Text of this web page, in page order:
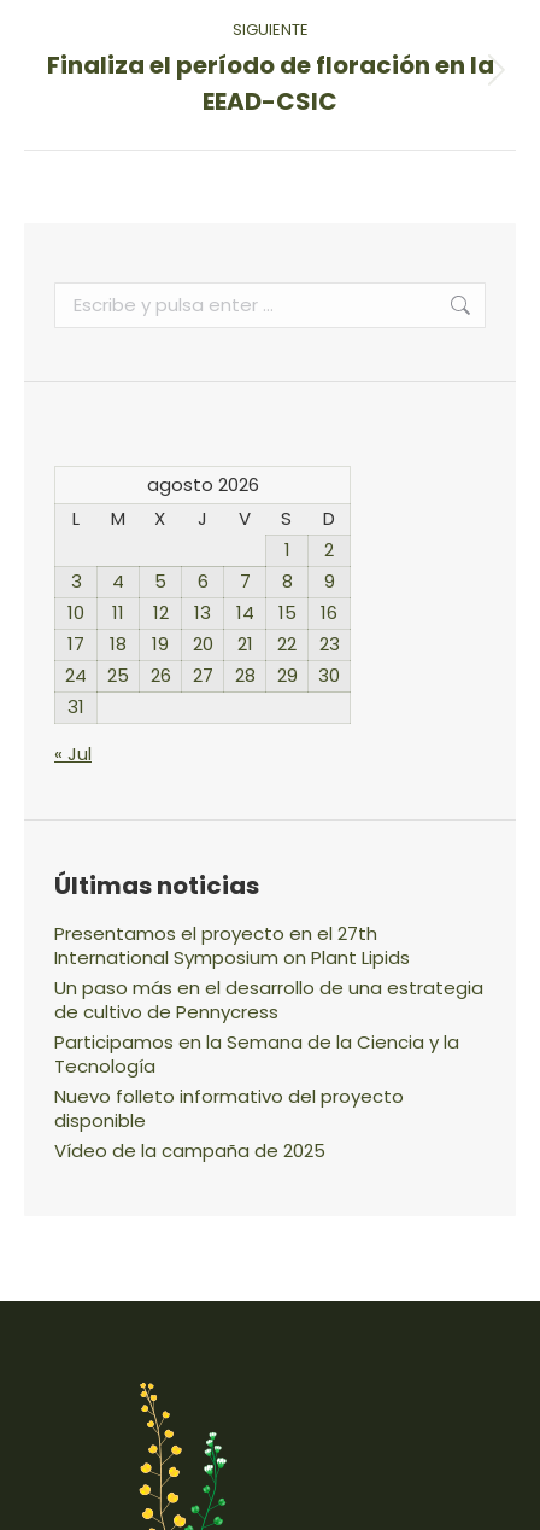
SIGUIENTE
Publicación
siguiente:
Finaliza el período de floración en la
EEAD-CSIC
Buscar:
agosto 2026
L
M X J V S
D
1
2
3
4 5 6 7 8
9
10
11 12 13 14 15
16
17
18 19 20 21 22
23
24
25 26 27 28 29
30
31
« Jul
Últimas noticias
Presentamos el proyecto en el 27th
International Symposium on Plant Lipids
Un paso más en el desarrollo de una estrategia
de cultivo de Pennycress
Participamos en la Semana de la Ciencia y la
Tecnología
Nuevo folleto informativo del proyecto
disponible
Vídeo de la campaña de 2025